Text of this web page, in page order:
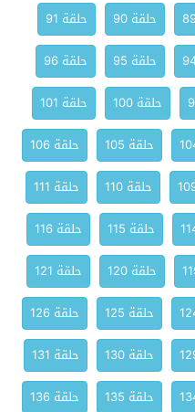
حلقة 90
حلقة 91
حلقة 95
حلقة 96
حلقة 100
حلقة 101
حلقة 105
حلقة 106
حلقة 110
حلقة 111
حلقة 115
حلقة 116
حلقة 120
حلقة 121
حلقة 125
حلقة 126
حلقة 130
حلقة 131
حلقة 135 حلقة 136